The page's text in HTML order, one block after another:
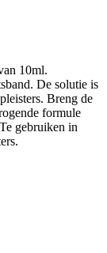
10ml.
De solutie is
Breng de
formule
gebruiken in